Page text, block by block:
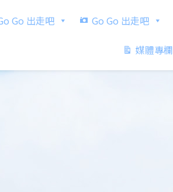
Go 出走吧 Go Go 出走吧
媒體專欄